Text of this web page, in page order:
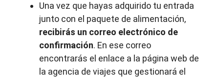
Una vez que hayas adquirido tu entrada
junto con el paquete de alimentación,
recibirás un correo electrónico de
confirmación. En ese correo
encontrarás el enlace a la página web de
la agencia de viajes que gestionará el